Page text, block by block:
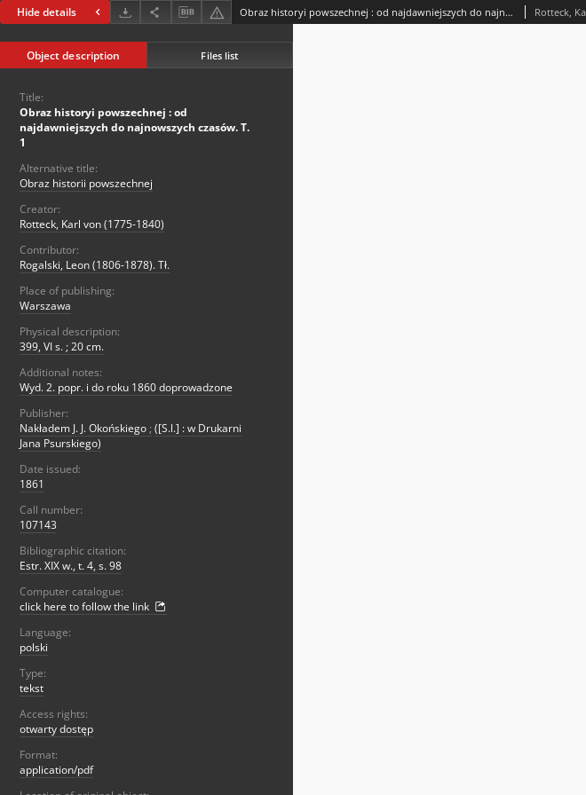
Hide details Obraz historyi powszechnej : od najdawniejszych do najnowszych czasów. T. 1
Object description Files list
Title:
Obraz historyi powszechnej : od
najdawniejszych do najnowszych czasów. T.
1
Alternative title:
Obraz historii powszechnej
Creator:
Rotteck, Karl von (1775-1840)
Contributor:
Rogalski, Leon (1806-1878). Tł.
Place of publishing:
Warszawa
Physical description:
399, VI s. ; 20 cm.
Additional notes:
Wyd. 2. popr. i do roku 1860 doprowadzone
Publisher:
Nakładem J. J. Okońskiego ; ([S.l.] : w Drukarni
Jana Psurskiego)
Date issued:
1861
Call number:
107143
Bibliographic citation:
Estr. XIX w., t. 4, s. 98
Computer catalogue:
click here to follow the link
Language:
polski
Type:
tekst
Access rights:
otwarty dostęp
Format:
application/pdf